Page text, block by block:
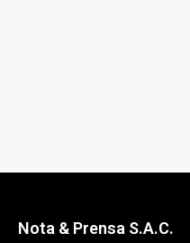
Nota & Prensa S.A.C.